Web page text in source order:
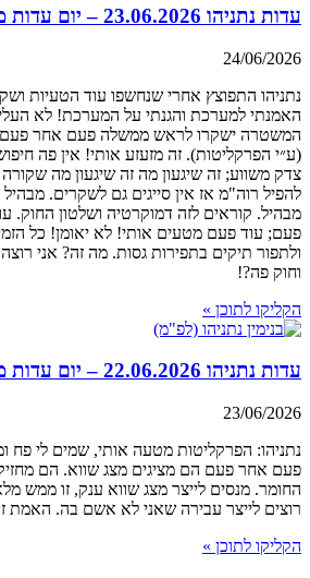
עדות נתניהו 23.06.2026 – יום עדות מס' 97
24/06/2026
נתניהו התפוצץ אחרי שנחשפו עוד הטעיות
האמנתי למערכת והגנתי על המערכת! לא
המשטרה ישקרו לראש ממשלה פעם אחר
(ע״י הפרקליטות). זה מזעזע אותי! אין פה
צדק משווע; זה שיגעון מה זה שיגעון מה
להפיל רוה"מ אז אין סייגים גם לשקרים.
מבהיל. קוראים לזה דמוקרטיה ושלטון החוק.
פעם; עוד פעם מטעים אותי! לא יאומן! כל
ולתפור תיקים בתפירות גסות. מה זה? אני
וחוק פה?!
הקליקו לתוכן »
עדות נתניהו 22.06.2026 – יום עדות מס' 96
23/06/2026
נתניהו: הפרקליטות מטעה אותי, שמים לי פח
פעם אחר פעם הם מציגים מצג שווא. הם
החומר. מנסים לייצר מצג שווא ענק, זו ממש
רוצים לייצר עבירה שאני לא אשם בה. האמת
הקליקו לתוכן »